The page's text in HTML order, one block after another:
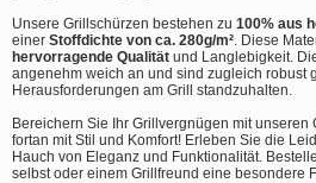
Unsere Grillschürzen bestehen zu 100% aus
einer Stoffdichte von ca. 280g/m² . Diese
hervorragende Qualität und Langlebigkeit.
angenehm weich an und sind zugleich robust
Herausforderungen am Grill standzuhalten.
Bereichern Sie Ihr Grillvergnügen mit unseren
fortan mit Stil und Komfort! Erleben Sie die
Hauch von Eleganz und Funktionalität.
selbst oder einem Grillfreund eine besondere